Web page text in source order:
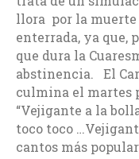
llora por la muerte
enterrada, ya que,
que dura la
abstinencia. El
culmina el martes
“Vejigante a la
toco toco
cantos más